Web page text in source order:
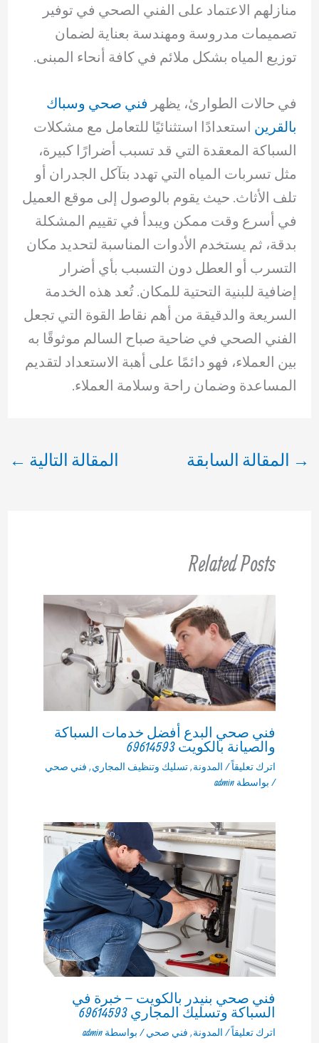
منازلهم الاعتماد على الفني الصحي في توفير
تصميمات مدروسة ومهندسة بعناية لضمان
توزيع المياه بشكل ملائم في كافة أنحاء المبنى.
في حالات الطوارئ، يظهر فني صحي وسباك
بالقرين استعدادًا استثنائيًا للتعامل مع مشكلات
السباكة المعقدة التي قد تسبب أضرارًا كبيرة،
مثل تسربات المياه التي تهدد بتآكل الجدران أو
تلف الأثاث. حيث يقوم بالوصول إلى موقع العميل
في أسرع وقت ممكن ويبدأ في تقييم المشكلة
بدقة، ثم يستخدم الأدوات المناسبة لتحديد مكان
التسرب أو العطل دون التسبب بأي أضرار
إضافية للبنية التحتية للمكان. تُعد هذه الخدمة
السريعة والدقيقة من أهم نقاط القوة التي تجعل
الفني الصحي في ضاحية صباح السالم موثوقًا به
بين العملاء، فهو دائمًا على أهبة الاستعداد لتقديم
المساعدة وضمان راحة وسلامة العملاء.
→ المقالة السابقة المقالة التالية ←
Related Posts
فني صحي البدع أفضل خدمات السباكة
والصيانة بالكويت 69614593
اترك تعليقاً / المدونة,تسليك وتنظيف المجاري, فني صحي
/ بواسطة admin
فني صحي بنيدر بالكويت – خبرة في
السباكة وتسليك المجاري 69614593
اترك تعليقاً / المدونة, فني صحي/ بواسطة admin